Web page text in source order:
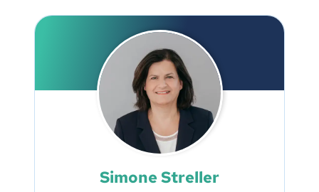
Simone Streller